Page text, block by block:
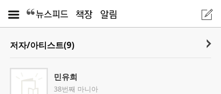
저자/아티스트(9)
민유희
38번째 마니아